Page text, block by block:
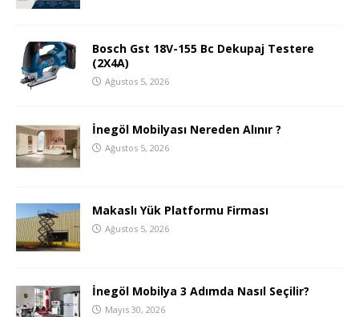
Bosch Gst 18V-155 Bc Dekupaj Testere
(2X4A)
Ağustos 5, 2026
İnegöl Mobilyası Nereden Alınır ?
Ağustos 5, 2026
Makaslı Yük Platformu Firması
Ağustos 5, 2026
İnegöl Mobilya 3 Adımda Nasıl Seçilir?
Mayıs 30, 2026